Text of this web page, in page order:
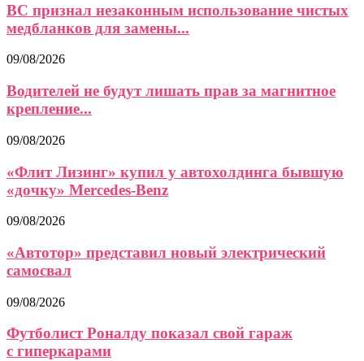
ВС признал незаконным использование чистых
медбланков для замены...
09/08/2026
Водителей не будут лишать прав за магнитное
крепление...
09/08/2026
«Флит Лизинг» купил у автохолдинга бывшую
«дочку» Mercedes-Benz
09/08/2026
«Автотор» представил новый электрический
самосвал
09/08/2026
Футболист Роналду показал свой гараж
с гиперкарами